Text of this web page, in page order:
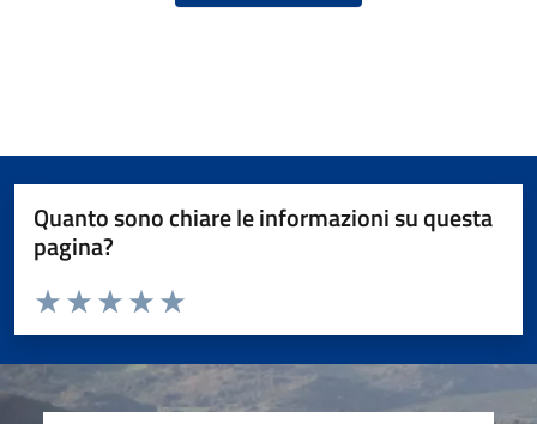
Quanto sono chiare le informazioni su questa
pagina?
Valuta da 1 a 5 stelle la pagina
Valuta 5 stelle su 5
Valuta 4 stelle su 5
Valuta 3 stelle su 5
Valuta 2 stelle su 5
Valuta 1 stelle su 5